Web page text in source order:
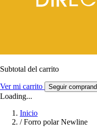
Subtotal del carrito
Ver mi carrito Seguir
Loading...
Inicio
/ Forro polar Newline